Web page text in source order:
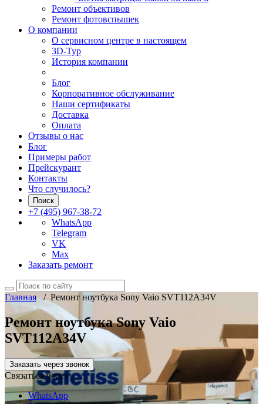
Ремонт объективов
Ремонт фотовспышек
О компании
О сервисном центре в настоящем
3D-Тур
История компании
Блог
Корпоративное обслуживание
Наши сертификаты
Доставка
Оплата
Отзывы о нас
Блог
Примеры работ
Прейскурант
Контакты
Что случилось?
Поиск
+7 (495) 967-38-72
WhatsApp
Telegram
VK
Max
Заказать ремонт
Главная/ Ремонт ноутбука Sony Vaio SVT112A34V
Ремонт ноутбука Sony Vaio
SVT112A34V
Заказать через звонок
Связаться через
WhatsApp